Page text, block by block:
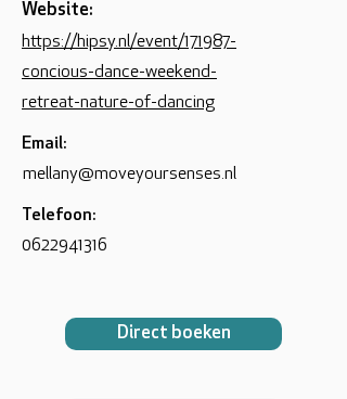
Website:
https://hipsy.nl/event/171987-
concious-dance-weekend-
retreat-nature-of-dancing
Email:
mellany@moveyoursenses.nl
Telefoon:
0622941316
Direct boeken